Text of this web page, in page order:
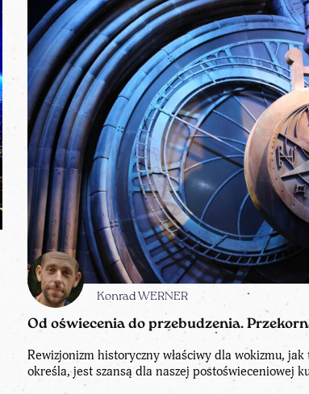
Konrad WERNER
Od oświecenia do przebudzenia.
Rewizjonizm historyczny właściwy dla wokizmu,
określa, jest szansą dla naszej postoświeceniowej